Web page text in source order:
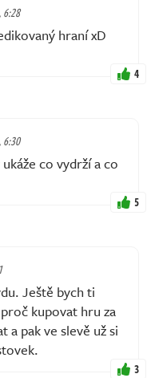
6:28
hraní xD
4
6:30
co vydrží a co
5
Ještě bych ti
kupovat hru za
a pak ve slevě už si
3